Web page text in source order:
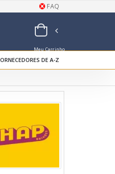
FAQ
Meu Carrinho
de Orçamentos
DE A-Z